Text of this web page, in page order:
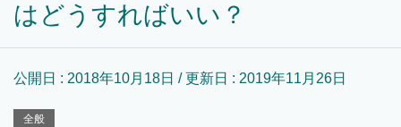
はどうすればいい？
公開日 : 2018年10月18日 / 更新日 : 2019年11月26日
全般